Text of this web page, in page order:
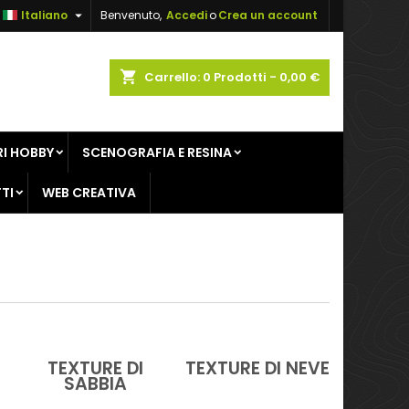
Benvenuto, AccedioCrea un account
Italiano 
shopping_cart Carrello: 0 Prodotti - 0,00 €
HOBBY SCENOGRAFIA E RESINA
WEB CREATIVA
TEXTURE DI
SABBIA
TEXTURE DI NEVE